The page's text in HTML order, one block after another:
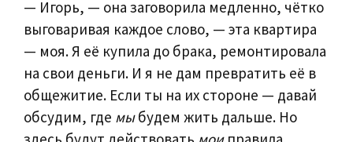
— Игорь, — она заговорила медленно, чётко
выговаривая каждое слово, — эта квартира
— моя. Я её купила до брака, ремонтировала
на свои деньги. И я не дам превратить её в
общежитие. Если ты на их стороне — давай
обсудим, где мыбудем жить дальше. Но